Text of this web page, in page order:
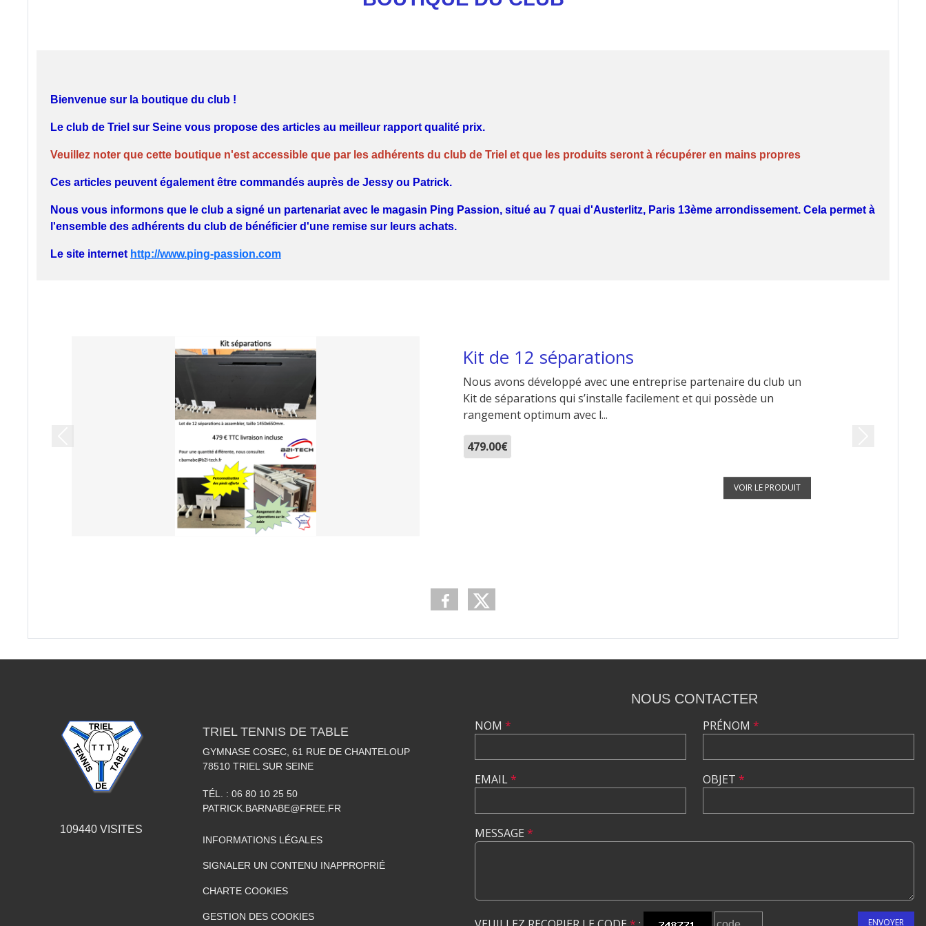
Bienvenue sur la boutique du club !
Le club de Triel sur Seine vous propose des articles au meilleur rapport qualité prix.
Veuillez noter que cette boutique n'est accessible que par les adhérents du club de Triel et que les produits seront à récupérer en mains propres
Ces articles peuvent également être commandés auprès de Jessy ou Patrick.
Nous vous informons que le club a signé un partenariat avec le magasin Ping Passion, situé au 7 quai d'Austerlitz, Paris 13ème arrondissement. Cela permet à
l'ensemble des adhérents du club de bénéficier d'une remise sur leurs achats.
Le site internet http://www.ping-passion.com
Kit de 12 séparations
Nous avons développé avec une entreprise partenaire du club un
Kit de séparations qui s’installe facilement et qui possède un
rangement optimum avec l...
479.00€
VOIR LE PRODUIT
109440 VISITES
TRIEL TENNIS DE TABLE
GYMNASE COSEC, 61 RUE DE CHANTELOUP
78510 TRIEL SUR SEINE
TÉL. : 06 80 10 25 50
PATRICK.BARNABE@FREE.FR
INFORMATIONS LÉGALES
SIGNALER UN CONTENU INAPPROPRIÉ
CHARTE COOKIES
GESTION DES COOKIES
NOUS CONTACTER
NOM *
EMAIL*
PRÉNOM *
OBJET *
MESSAGE *
ENVOYER